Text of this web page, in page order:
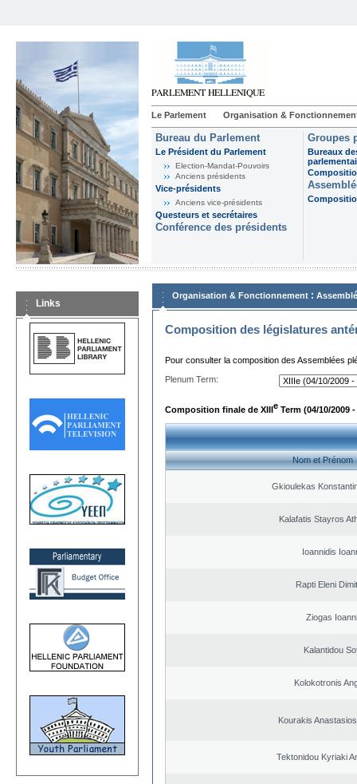
Le Parlement Organisation &
Bureau du Parlement
Le Président du Parlement
Election-Mandat-Pouvoirs
Anciens présidents
Vice-présidents
Anciens vice-présidents
Questeurs et secrétaires
Conférence des présidents
Groupes
Bureaux
Links
Organisation & Fonctionnement :
Composition des législatures
Pour consulter la composition des Assemblées
Plenum Term:
Composition finale de XIIIe Term (04/10/2009 -
Nom et Prénom
Gkioulekas
Kalafatis Stayros
Ioannidis
Rapti Eleni
Ziogas
Kalantidou
Kolokotronis
Kourakis
Tektonidou Kyriaki